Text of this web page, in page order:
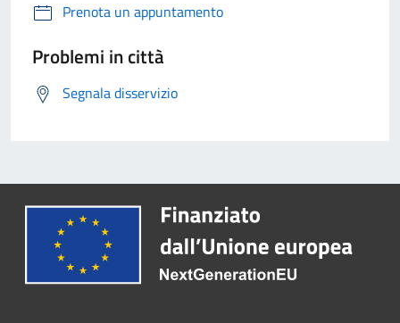
Prenota un appuntamento
Problemi in città
Segnala disservizio